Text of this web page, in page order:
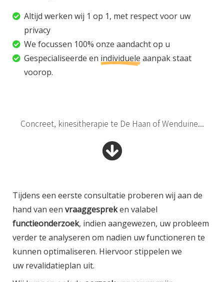
Altijd werken wij 1 op 1, met respect voor uw
privacy
We focussen 100% onze aandacht op u
Gespecialiseerde en individuele aanpak staat
voorop.
Concreet, kinesitherapie te De Haan of Wenduine...
Tijdens een eerste consultatie proberen wij aan de
hand van een vraaggespreken valabel
functieonderzoek, indien aangewezen, uw probleem
verder te analyseren om nadien uw functioneren te
kunnen optimaliseren. Hiervoor stippelen we
uw revalidatieplan uit.